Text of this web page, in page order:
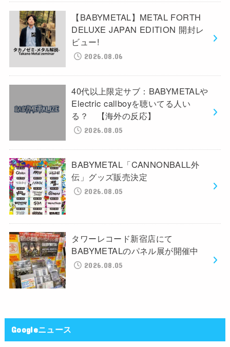
【BABYMETAL】METAL FORTH
DELUXE JAPAN EDITION 開封レ
ビュー!
2026.08.06
40代以上限定サブ：BABYMETALや
Electric callboyを聴いてる人い
る？ 【海外の反応】
2026.08.05
BABYMETAL「CANNONBALL外
伝」グッズ販売決定
2026.08.05
タワーレコード新宿店にて
BABYMETALのパネル展が開催中
2026.08.05
Googleニュース